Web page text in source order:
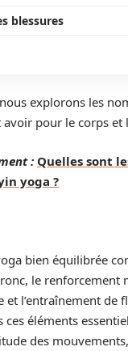
blessures
explorons les
pour le corps et
: Quelles sont
yoga ?
bien équilibrée
le renforcement
et l’entraînement de
ces éléments
des